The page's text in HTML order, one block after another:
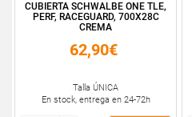
CUBIERTA SCHWALBE ONE TLE,
PERF, RACEGUARD, 700X28C
CREMA
62,90€
Talla ÚNICA
En stock, entrega en 24-72h